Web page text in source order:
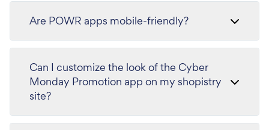
Are POWR apps mobile-friendly?
Can I customize the look of the Cyber
Monday Promotion app on my shopistry
site?